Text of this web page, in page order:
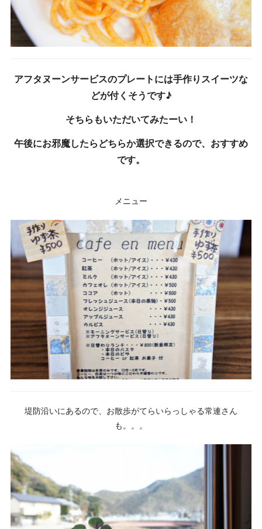
アフタヌーンサービスのプレートには手作りスイーツな
どが付くそうです♪
そちらもいただいてみたーい！
午後にお邪魔したらどちらか選択できるので、おすすめ
です。
メニュー
堤防沿いにあるので、お散歩がてらいらっしゃる常連さん
も。。。